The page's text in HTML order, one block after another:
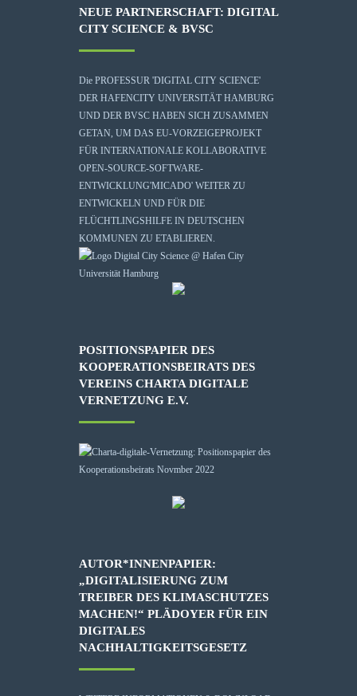
NEUE PARTNERSCHAFT: DIGITAL
CITY SCIENCE & BVSC
Die PROFESSUR 'DIGITAL CITY SCIENCE'
DER HAFENCITY UNIVERSITÄT HAMBURG
UND DER BVSC HABEN SICH ZUSAMMEN
GETAN, UM DAS EU-VORZEIGEPROJEKT
FÜR INTERNATIONALE KOLLABORATIVE
OPEN-SOURCE-SOFTWARE-
ENTWICKLUNG'MICADO' WEITER ZU
ENTWICKELN UND FÜR DIE
FLÜCHTLINGSHILFE IN DEUTSCHEN
KOMMUNEN ZU ETABLIEREN.
POSITIONSPAPIER DES
KOOPERATIONSBEIRATS DES
VEREINS CHARTA DIGITALE
VERNETZUNG E.V.
AUTOR*INNENPAPIER:
„DIGITALISIERUNG ZUM
TREIBER DES KLIMASCHUTZES
MACHEN!“ PLÄDOYER FÜR EIN
DIGITALES
NACHHALTIGKEITSGESETZ